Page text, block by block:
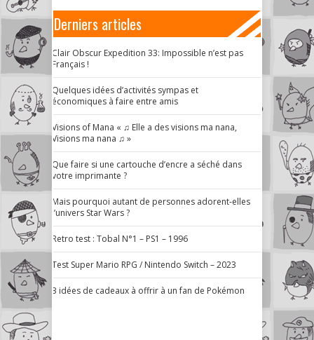
Derniers articles
Clair Obscur Expedition 33: Impossible n’est pas
Français !
Quelques idées d’activités sympas et
économiques à faire entre amis
Visions of Mana « ♫ Elle a des visions ma nana,
Visions ma nana ♫ »
Que faire si une cartouche d’encre a séché dans
votre imprimante ?
Mais pourquoi autant de personnes adorent-elles
l’univers Star Wars ?
Retro test : Tobal N°1 – PS1 – 1996
Test Super Mario RPG / Nintendo Switch – 2023
3 idées de cadeaux à offrir à un fan de Pokémon